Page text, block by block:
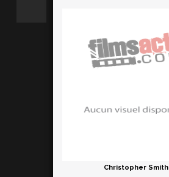
Christopher Smith